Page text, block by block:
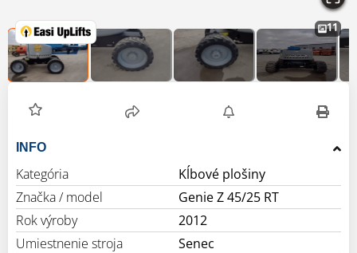
11
INFO
Kategória
Kĺbové plošiny
Značka / model
Genie Z 45/25 RT
Rok výroby
2012
Umiestnenie stroja
Senec